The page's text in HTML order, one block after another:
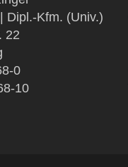
Dipl.-Kfm. (Univ.)
22
0
10